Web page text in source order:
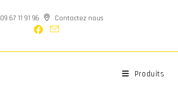
09 67 11 91 96 Contactez nous
Produits